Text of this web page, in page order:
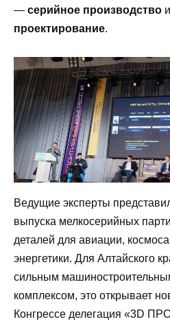
— серийное производство и
проектирование.
Ведущие эксперты
выпуска мелкосерийных
деталей для авиации,
энергетики. Для Алтайского
сильным
комплексом, это открывает
Конгрессе делегация «3D